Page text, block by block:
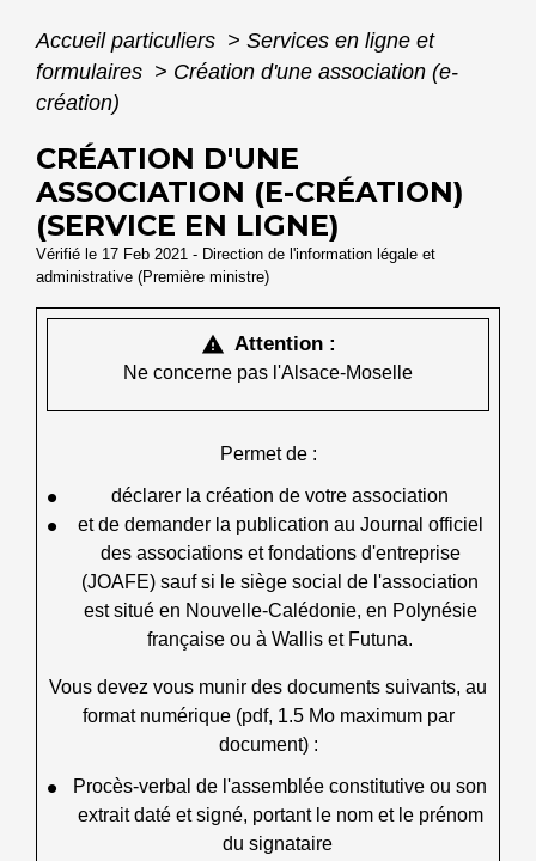
Accueil particuliers > Services en ligne et
formulaires > Création d'une association (e-
création)
CRÉATION D'UNE
ASSOCIATION (E-CRÉATION)
(SERVICE EN LIGNE)
Vérifié le 17 Feb 2021 - Direction de l'information légale et
administrative (Première ministre)
warning Attention :
Ne concerne pas l'Alsace-Moselle
Permet de :
déclarer la création de votre association
et de demander la publication au Journal officiel
des associations et fondations d'entreprise
(JOAFE) sauf si le siège social de l'association
est situé en Nouvelle-Calédonie, en Polynésie
française ou à Wallis et Futuna.
Vous devez vous munir des documents suivants, au
format numérique (pdf, 1.5 Mo maximum par
document) :
Procès-verbal de l'assemblée constitutive ou son
extrait daté et signé, portant le nom et le prénom
du signataire